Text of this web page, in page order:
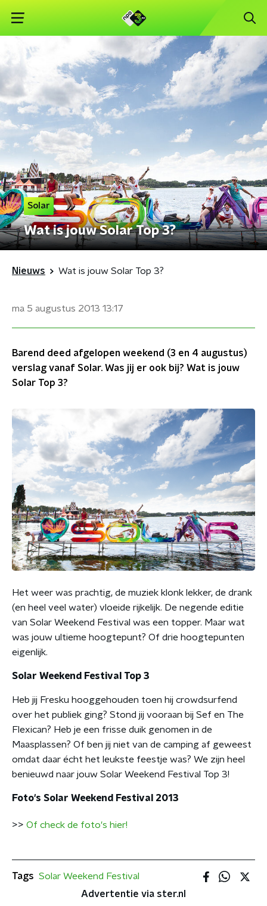
Solar
Wat is jouw Solar Top 3?
Nieuws Wat is jouw Solar Top 3?
ma 5 augustus 2013 13:17
Barend deed afgelopen weekend (3 en 4 augustus)
verslag vanaf Solar. Was jij er ook bij? Wat is jouw
Solar Top 3?
Het weer was prachtig, de muziek klonk lekker, de drank
(en heel veel water) vloeide rijkelijk. De negende editie
van Solar Weekend Festival was een topper. Maar wat
was jouw ultieme hoogtepunt? Of drie hoogtepunten
eigenlijk.
Solar Weekend Festival Top 3
Heb jij Fresku hooggehouden toen hij crowdsurfend
over het publiek ging? Stond jij vooraan bij Sef en The
Flexican? Heb je een frisse duik genomen in de
Maasplassen? Of ben jij niet van de camping af geweest
omdat daar écht het leukste feestje was? We zijn heel
benieuwd naar jouw Solar Weekend Festival Top 3!
Foto's Solar Weekend Festival 2013
>> Of check de foto's hier!
Tags Solar Weekend Festival
Advertentie via ster.nl